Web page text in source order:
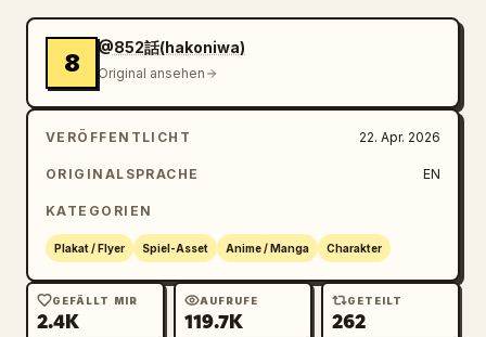
Oberschenkel. Ihr Stab ist hoch und elegant,
mit einem dunklen Schaft, goldenen
Rahmenelementen und einem schwebenden,
facettierten blauen Kristall nahe der Spitze,
verziert mit Schleifen und Sternakzenten. Der
Hintergrund ist eine luftige Fantasy-Skyline
Spitzen, Wolken, Federn und umherwehenden
rosa Blütenblättern, mit hellem, ätherischem
heldenhaften Atmosphäre. Gestalte es wie ein
poliertes Key-Visual-Poster mit reichlich
8
@852話(hakoniwa)
Original ansehen
VERÖFFENTLICHT 22. Apr. 2026
ORIGINALSPRACHE EN
KATEGORIEN
Plakat / Flyer Spiel-Asset Anime / Manga Charakter
GEFÄLLT MIR
2.4K
AUFRUFE
119.7K
GETEILT
262